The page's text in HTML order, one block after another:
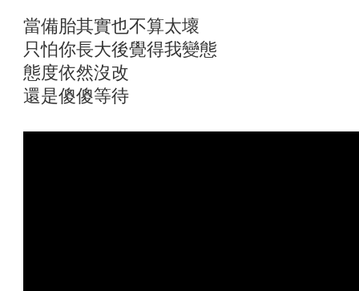
當備胎其實也不算太壞
只怕你長大後覺得我變態
態度依然沒改
還是傻傻等待